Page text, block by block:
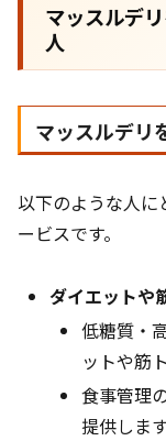
マッスルデ
人
マッスルデリ
以下のような人
ービスです。
ダイエットや
低糖質・
ットや筋
食事管理
提供します